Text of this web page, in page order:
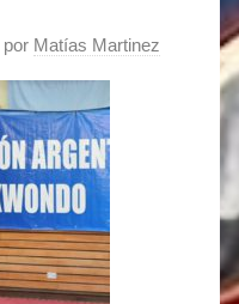
por Matías Martinez